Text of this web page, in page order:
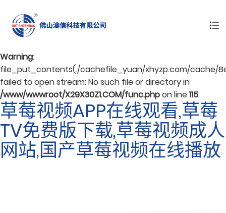
Warning: mkdir(): No space left on device in
/www/wwwroot/X29X30Z1.COM/func.php
Warning:
file_put_contents(./cachefile_yuan/xhyzp.com/cache/
failed to open stream: No such file or directory in
/www/wwwroot/X29X30Z1.COM/func.phpon line115
草莓视频APP在线观看,草莓
TV免费版下载,草莓视频成人
网站,国产草莓视频在线播放